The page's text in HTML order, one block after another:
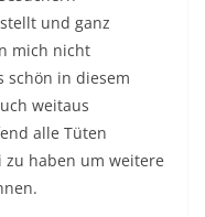
und ganz
mich nicht
schön in diesem
weitaus
alle Tüten
haben um weitere